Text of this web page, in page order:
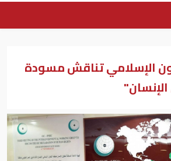
الإسلامي تناقش مسودة